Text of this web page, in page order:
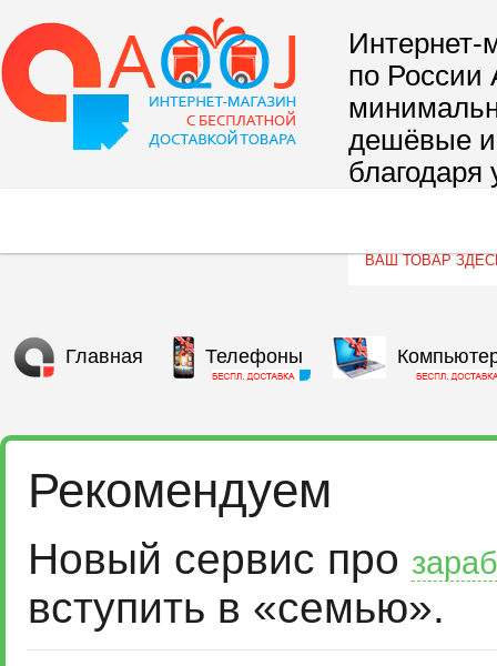
Интернет-
по России
дешёвые и
благодаря
Главная Телефоны
Рекомендуем
Новый сервис про
вступить в «семью».